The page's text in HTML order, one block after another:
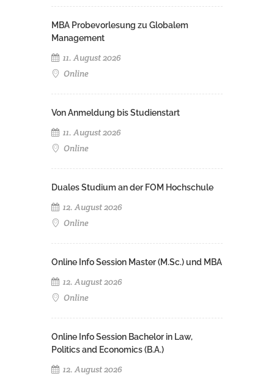
MBA Probevorlesung zu Globalem
Management
11. August 2026
Online
Von Anmeldung bis Studienstart
11. August 2026
Online
Duales Studium an der FOM Hochschule
12. August 2026
Online
Online Info Session Master (M.Sc.) und MBA
12. August 2026
Online
Online Info Session Bachelor in Law,
Politics and Economics (B.A.)
12. August 2026